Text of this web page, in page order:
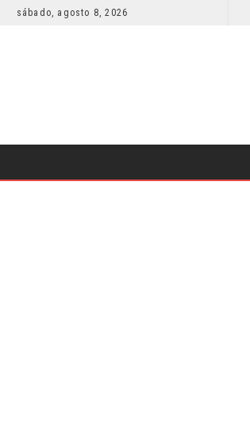
CINE
sábado, agosto 8, 2026